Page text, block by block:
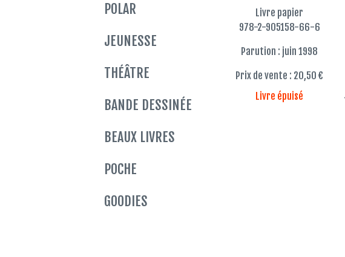
POLAR
JEUNESSE
THÉÂTRE
BANDE DESSINÉE
BEAUX LIVRES
POCHE
GOODIES
Livre papier
978-2-905158-66-6
Parution : juin 1998
Prix de vente : 20,50 €
Livre épuisé